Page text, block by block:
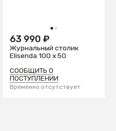
1 2
63 990 ₽
Журнальный столик
Elisenda 100 х 50
СООБЩИТЬ О
ПОСТУПЛЕНИИ
Временно отсутствует